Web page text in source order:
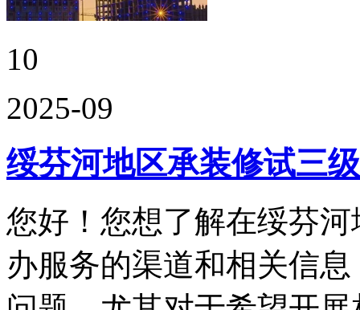
10
2025-09
绥芬河地区承装修试三
您好！您想了解在绥芬
办服务的渠道和相关信